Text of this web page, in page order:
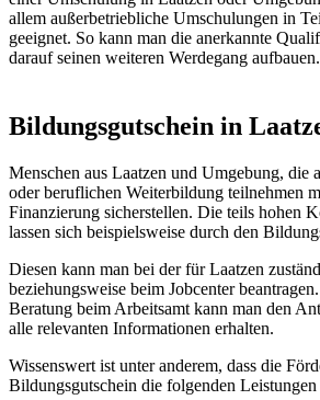
allem außerbetriebliche Umschulungen in
geeignet. So kann man die anerkannte
darauf seinen weiteren Werdegang aufbauen.
Bildungsgutschein in
Menschen aus Laatzen und Umgebung, die
oder beruflichen Weiterbildung teilnehmen
Finanzierung sicherstellen. Die teils hohen
lassen sich beispielsweise durch den
Diesen kann man bei der für Laatzen
beziehungsweise beim Jobcenter
Beratung beim Arbeitsamt kann man den
alle relevanten Informationen erhalten.
Wissenswert ist unter anderem, dass die
Bildungsgutschein die folgenden Leistungen